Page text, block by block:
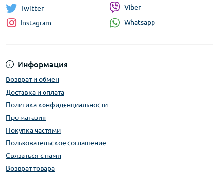
Информация
Возврат и обмен
Доставка и оплата
Политика конфиденциальности
Про магазин
Покупка частями
Пользовательское соглашение
Связаться с нами
Возврат товара
Twitter
Instagram
Viber
Whatsapp